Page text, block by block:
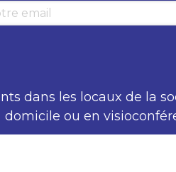
email
dans les locaux de la
domicile ou en